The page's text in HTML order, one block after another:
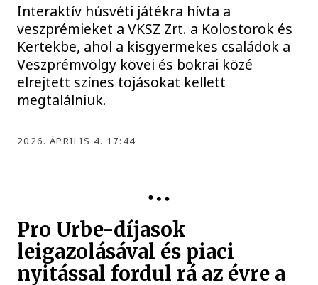
Interaktív húsvéti játékra hívta a
veszprémieket a VKSZ Zrt. a Kolostorok és
Kertekbe, ahol a kisgyermekes családok a
Veszprémvölgy kövei és bokrai közé
elrejtett színes tojásokat kellett
megtalálniuk.
2026. ÁPRILIS 4. 17:44
Pro Urbe-díjasok
leigazolásával és piaci
nyitással fordul rá az évre a